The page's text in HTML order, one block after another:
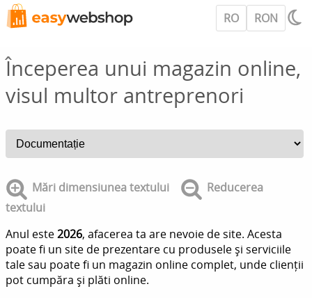
RO RON
Începerea unui magazin online,
visul multor antreprenori
Mări dimensiunea textului
Reducerea
textului
Anul este2026, afacerea ta are nevoie de site. Acesta
poate fi un site de prezentare cu produsele și serviciile
tale sau poate fi un magazin online complet, unde clienții
pot cumpăra și plăti online.